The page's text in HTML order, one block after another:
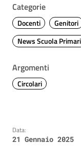
Categorie
Docenti Genitori
News Scuola
Argomenti
Circolari
Data:
21 Gennaio 2025